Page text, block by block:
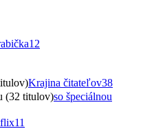
12
Krajina čitateľov38
(32 titulov)so špeciálnou
11